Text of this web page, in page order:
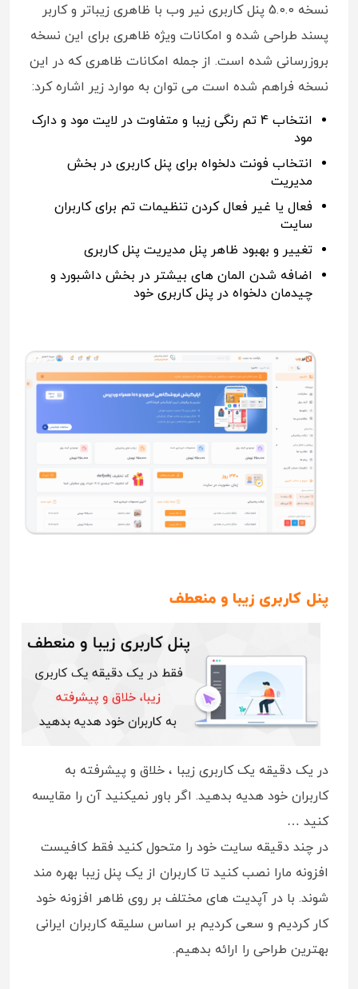
نسخه 5.0.0 پنل کاربری نیر وب با ظاهری زیباتر و کاربر
پسند طراحی شده و امکانات ویژه ظاهری برای این نسخه
بروزرسانی شده است. از جمله امکانات ظاهری که در این
نسخه فراهم شده است می توان به موارد زیر اشاره کرد:
انتخاب 4 تم رنگی زیبا و متفاوت در لایت مود و دارک
مود
انتخاب فونت دلخواه برای پنل کاربری در بخش
مدیریت
فعال یا غیر فعال کردن تنظیمات تم برای کاربران
سایت
تغییر و بهبود ظاهر پنل مدیریت پنل کاربری
اضافه شدن المان های بیشتر در بخش داشبورد و
چیدمان دلخواه در پنل کاربری خود
پنل کاربری زیبا و منعطف
در یک دقیقه یک کاربری زیبا ، خلاق و پیشرفته به
کاربران خود هدیه بدهید. اگر باور نمیکنید آن را مقایسه
کنید …
در چند دقیقه سایت خود را متحول کنید فقط کافیست
افزونه مارا نصب کنید تا کاربران از یک پنل زیبا بهره مند
شوند. با در آپدیت های مختلف بر روی ظاهر افزونه خود
کار کردیم و سعی کردیم بر اساس سلیقه کاربران ایرانی
بهترین طراحی را ارائه بدهیم.